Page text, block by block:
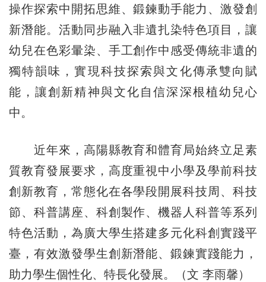
操作探索中開拓思維、鍛鍊動手能力、激發創
新潛能。活動同步融入非遺扎染特色項目，讓
幼兒在色彩暈染、手工創作中感受傳統非遺的
獨特韻味，實現科技探索與文化傳承雙向賦
能，讓創新精神與文化自信深深根植幼兒心
中。
近年來，高陽縣教育和體育局始終立足素
質教育發展要求，高度重視中小學及學前科技
創新教育，常態化在各學段開展科技周、科技
節、科普講座、科創製作、機器人科普等系列
特色活動，為廣大學生搭建多元化科創實踐平
臺，有效激發學生創新潛能、鍛鍊實踐能力，
助力學生個性化、特長化發展。（文 李雨馨）